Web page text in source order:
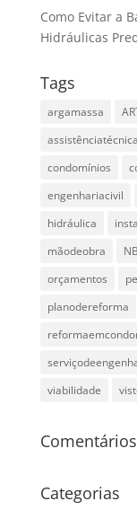
Como Evitar a
Hidráulicas
Tags
argamassa
assistênciatécnica
condomínios
engenhariacivil
hidráulica
mãodeobra
orçamentos
planodereforma
viabilidade
Comentários
Categorias